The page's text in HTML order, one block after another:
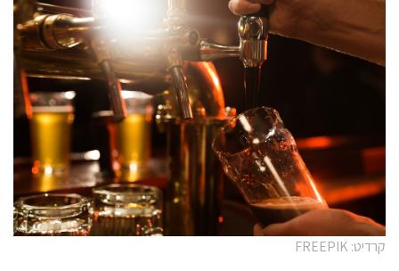
קרדיט: FREEPIK